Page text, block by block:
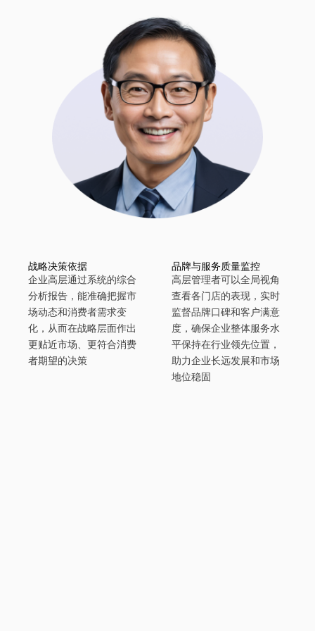
战略决策依据
企业高层通过系统的综合
分析报告，能准确把握市
场动态和消费者需求变
化，从而在战略层面作出
更贴近市场、更符合消费
者期望的决策
品牌与服务质量监控
高层管理者可以全局视角
查看各门店的表现，实时
监督品牌口碑和客户满意
度，确保企业整体服务水
平保持在行业领先位置，
助力企业长远发展和市场
地位稳固